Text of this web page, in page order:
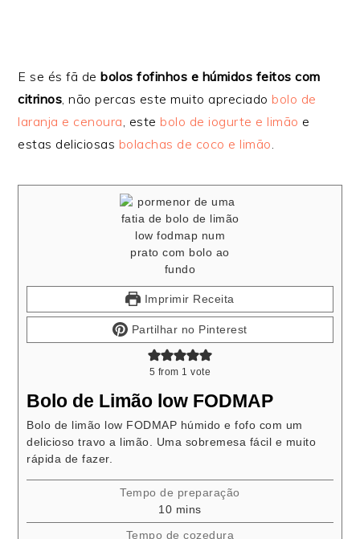
E se és fã debolos fofinhos e húmidos feitos com
citrinos, não percas este muito apreciado bolo de
laranja e cenoura, este bolo de iogurte e limão e
estas deliciosas bolachas de coco e limão.
Imprimir Receita
Partilhar no Pinterest
5 from 1 vote
Bolo de Limão low FODMAP
Bolo de limão low FODMAP húmido e fofo com um
delicioso travo a limão. Uma sobremesa fácil e muito
rápida de fazer.
Tempo de preparação
10minutes
mins
Tempo de cozedura